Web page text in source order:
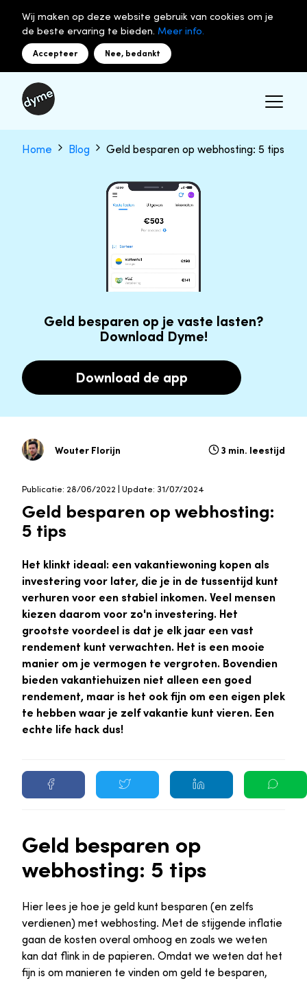
Wij maken op deze website gebruik van cookies om je
de beste ervaring te bieden. Meer info.
Accepteer Nee, bedankt
Home Blog Geld besparen op webhosting: 5 tips
Geld besparen op je vaste lasten?
Download Dyme!
Download de app
Wouter Florijn 3 min. leestijd
Publicatie: 28/06/2022 | Update: 31/07/2024
Geld besparen op webhosting:
5 tips
Het klinkt ideaal: een vakantiewoning kopen als
investering voor later, die je in de tussentijd kunt
verhuren voor een stabiel inkomen. Veel mensen
kiezen daarom voor zo'n investering. Het
grootste voordeel is dat je elk jaar een vast
rendement kunt verwachten. Het is een mooie
manier om je vermogen te vergroten. Bovendien
bieden vakantiehuizen niet alleen een goed
rendement, maar is het ook fijn om een eigen plek
te hebben waar je zelf vakantie kunt vieren. Een
echte life hack dus!
Geld besparen op
webhosting: 5 tips
Hier lees je hoe je geld kunt besparen (en zelfs
verdienen) met webhosting. Met de stijgende inflatie
gaan de kosten overal omhoog en zoals we weten
kan dat flink in de papieren. Omdat we weten dat het
fijn is om manieren te vinden om geld te besparen,